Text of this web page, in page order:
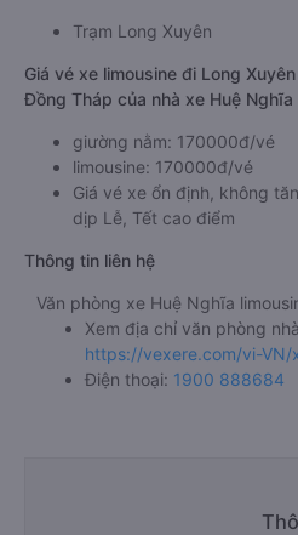
Trạm Long Xuyên
Giá vé xe limousine đi Long
Đồng Tháp của nhà xe Huệ Nghĩa
giường nằm: 170000đ/vé
limousine: 170000đ/vé
Giá vé xe ổn định, không
dịp Lễ, Tết cao điểm
Thông tin liên hệ
Văn phòng xe Huệ Nghĩa
Xem địa chỉ văn phòng
https://vexere.com/vi-VN/
Điện thoại: 1900 888684